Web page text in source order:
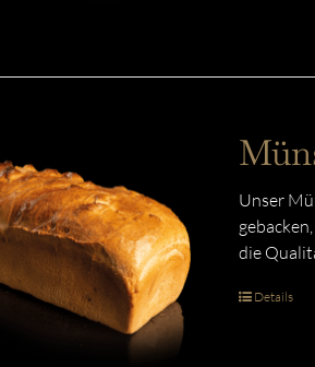
Unser
die
Details